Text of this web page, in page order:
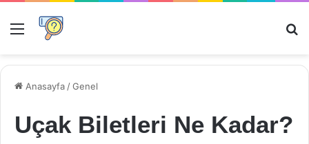
Menü
Anasayfa /Genel
Uçak Biletleri Ne Kadar?